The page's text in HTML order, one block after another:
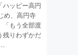
ハッピー高円
め、高円寺
「もう全部渡
残りわずかだ